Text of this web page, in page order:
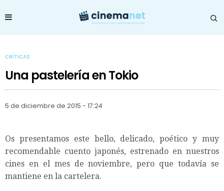
CRÍTICAS
Una pastelería en Tokio
5 de diciembre de 2015 - 17:24
Os presentamos este bello, delicado, poético y muy
recomendable cuento japonés, estrenado en nuestros
cines en el mes de noviembre, pero que todavía se
mantiene en la cartelera.